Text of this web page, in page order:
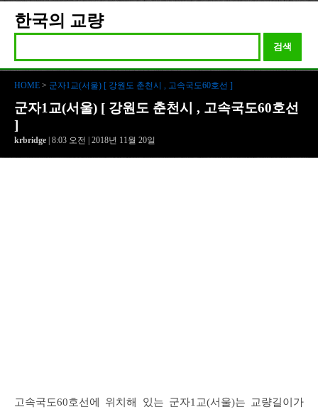
한국의 교량
검색
HOME > 군자1교(서울) [ 강원도 춘천시 , 고속국도60호선 ]
군자1교(서울) [ 강원도 춘천시 , 고속국도60호선
]
krbridge | 8:03 오전 | 2018년 11월 20일
고속국도60호선에 위치해 있는 군자1교(서울)는 교량길이가